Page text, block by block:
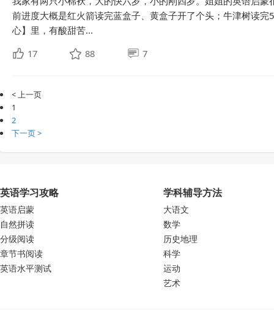
前进度大概是红火箭读完蓝盒子、黄盒子开了个头；牛津树读
心】里，有酸甜苦...
17
88 7
< 上一页
1
2
下一页 >
英语学习攻略
英语启蒙
自然拼读
分级阅读
章节书阅读
英语水平测试
学科辅导方法
大语文
数学
历史地理
科学
运动
艺术